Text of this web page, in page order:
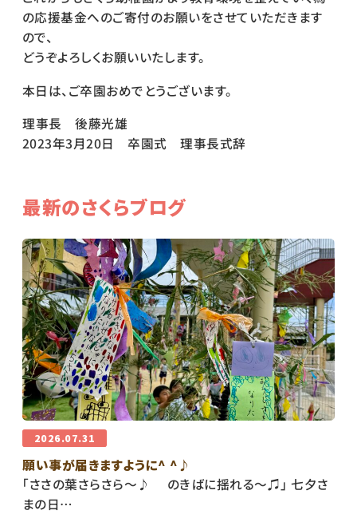
の応援基金へのご寄付のお願いをさせていただきます
ので、
どうぞよろしくお願いいたします。
本日は、ご卒園おめでとうございます。
理事長 後藤光雄
2023年3月20日 卒園式 理事長式辞
最新のさくらブログ
2026.07.31
願い事が届きますように^ ^♪
「ささの葉さらさら〜♪ のきばに揺れる〜♫」 七夕さ
まの日…